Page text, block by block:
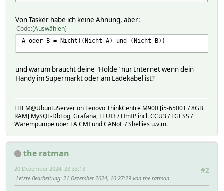
Von Tasker habe ich keine Ahnung, aber:
Code Auswählen
A oder B = Nicht((Nicht A) und (Nicht B))
und warum braucht deine "Holde" nur Internet wenn dein
Handy im Supermarkt oder am Ladekabel ist?
FHEM@UbuntuServer on Lenovo ThinkCentre M900 [i5-6500T / 8GB
RAM] MySQL-DbLog, Grafana, FTUI3 / HmIP incl. CCU3 / LGESS /
Wärempumpe über TA CMI und CANoE / Shellies u.v.m.
the ratman
#2
20 Dezember 2024, 23:33:13
Letzte Bearbeitung: 21 Dezember 2024, 10:27:29 von the ratman